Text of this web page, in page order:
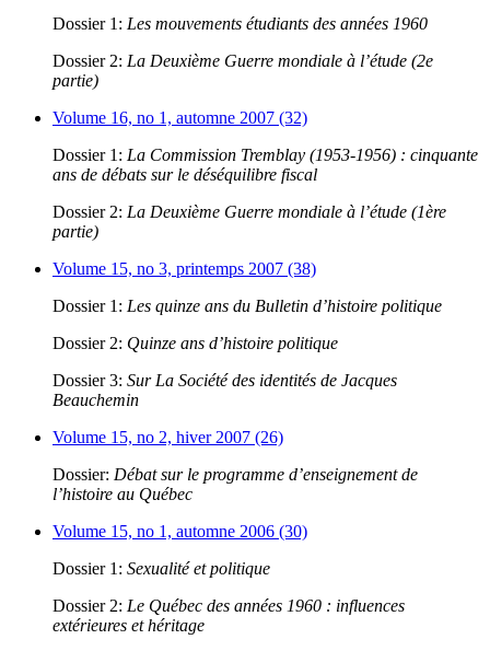
Dossier 1: Les mouvements étudiants des années 1960
Dossier 2: La Deuxième Guerre mondiale à l’étude (2e
partie)
Volume 16, no 1, automne 2007 (32)
Dossier 1: La Commission Tremblay (1953-1956) : cinquante
ans de débats sur le déséquilibre fiscal
Dossier 2: La Deuxième Guerre mondiale à l’étude (1ère
partie)
Volume 15, no 3, printemps 2007 (38)
Dossier 1: Les quinze ans du Bulletin d’histoire politique
Dossier 2: Quinze ans d’histoire politique
Dossier 3: Sur La Société des identités de Jacques
Beauchemin
Volume 15, no 2, hiver 2007 (26)
Dossier: Débat sur le programme d’enseignement de
l’histoire au Québec
Volume 15, no 1, automne 2006 (30)
Dossier 1: Sexualité et politique
Dossier 2: Le Québec des années 1960 : influences
extérieures et héritage